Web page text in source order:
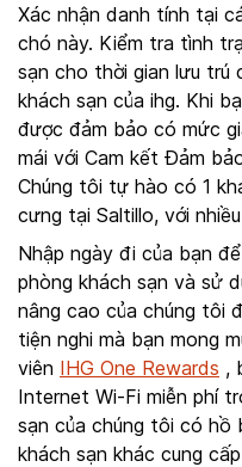
Xác nhận danh tính tại
chó này. Kiểm tra tình
sạn cho thời gian lưu trú
khách sạn của ihg. Khi
được đảm bảo có mức
mái với Cam kết Đảm
Chúng tôi tự hào có 1
cưng tại Saltillo, với
Nhập ngày đi của bạn
phòng khách sạn và sử
nâng cao của chúng tôi
tiện nghi mà bạn mong
viên IHG One Rewards ,
Internet Wi-Fi miễn phí
sạn của chúng tôi có hồ
khách sạn khác cung